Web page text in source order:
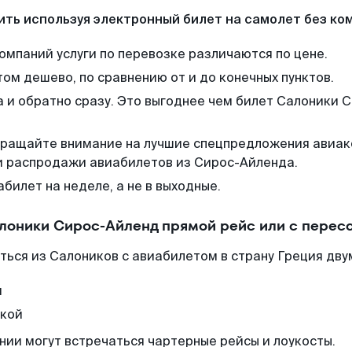
используя электронный билет на самолет без
услуги по перевозке различаются по цене.
дешево, по сравнению от и до конечных пунктов.
и обратно сразу. Это выгоднее чем билет Салоники
внимание на лучшие спецпредложения
распродажи авиабилетов из Сирос-Айленда.
на неделе, а не в выходные.
Сирос-Айленд прямой рейс или с
из Салоников с авиабилетом в страну Греция
могут встречаться чартерные рейсы и лоукосты.